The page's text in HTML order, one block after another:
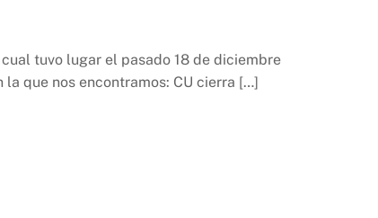
tuvo lugar el pasado 18 de diciembre
que nos encontramos: CU cierra […]